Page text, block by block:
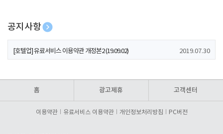
공지사항
[호텔업] 개인정보 처리방침 개정본1 (19.09.02)
[호텔업] 유료서비스 이용약관 개정본2 (19.09.02) 2019.07.30
홈 광고제휴 고객센터
이용약관 유료서비스 이용약관 개인정보처리방침 PC버전